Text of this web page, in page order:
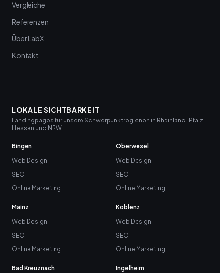
Vergleiche
Referenzen
Über LabX
Kontakt
LOKALE SICHTBARKEIT
Landingpages für unsere Schwerpunktregionen in Rheinland-Pfalz,
Hessen und NRW.
Bingen
Web Design
SEO
Online Marketing
Oberwesel
Web Design
SEO
Online Marketing
Mainz
Web Design
SEO
Online Marketing
Koblenz
Web Design
SEO
Online Marketing
Bad Kreuznach
Ingelheim